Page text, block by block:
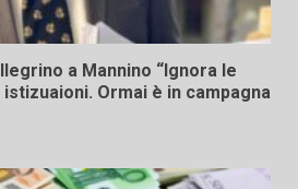
a Mannino “Ignora le
Ormai è in campagna